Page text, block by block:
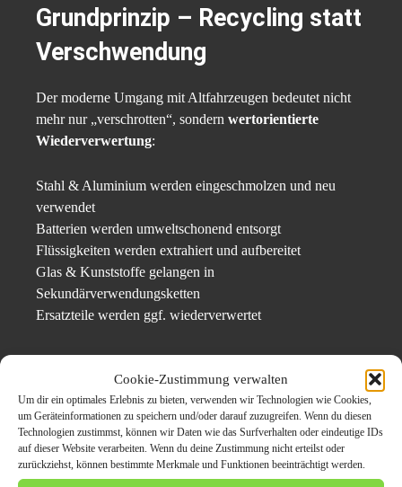
Cookie-Zustimmung verwalten
Um dir ein optimales Erlebnis zu bieten, verwenden wir Technologien wie Cookies,
um Geräteinformationen zu speichern und/oder darauf zuzugreifen. Wenn du diesen
Technologien zustimmst, können wir Daten wie das Surfverhalten oder eindeutige IDs
auf dieser Website verarbeiten. Wenn du deine Zustimmung nicht erteilst oder
zurückziehst, können bestimmte Merkmale und Funktionen beeinträchtigt werden.
Grundprinzip – Recycling statt
Verschwendung
Der moderne Umgang mit Altfahrzeugen bedeutet nicht
mehr nur „verschrotten“, sondern wertorientierte
Wiederverwertung:
Stahl & Aluminium werden eingeschmolzen und neu
verwendet
Batterien werden umweltschonend entsorgt
Flüssigkeiten werden extrahiert und aufbereitet
Glas & Kunststoffe gelangen in
Sekundärverwendungsketten
Ersatzteile werden ggf. wiederverwertet
So wird jedes Fahrzeug umweltverträglich behandelt –
ganz im Sinne der Kreislaufwirtschaft.
Fehler vermeiden – worauf
Fahrzeughalter unbedingt